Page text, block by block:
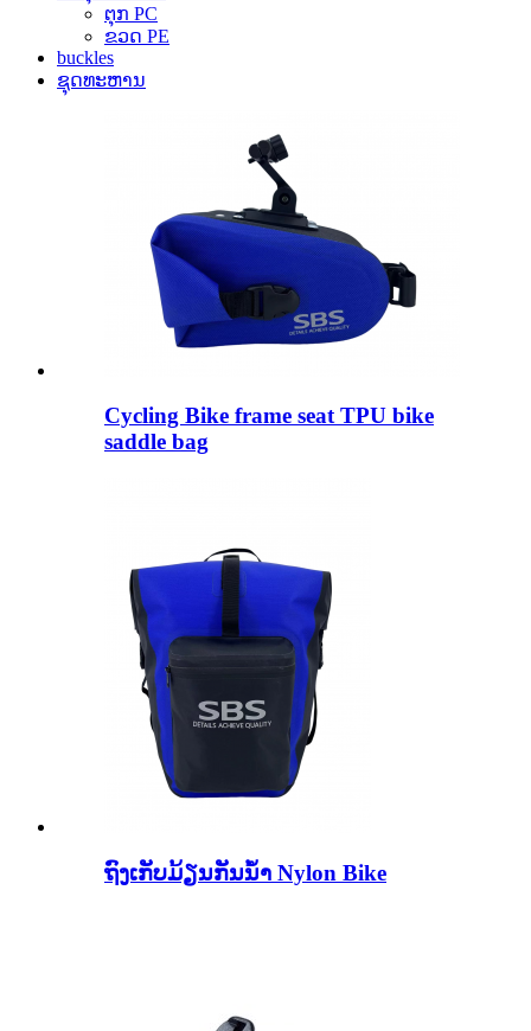
ຕຸກ PC
ຂວດ PE
buckles
ຊຸດທະຫານ
Cycling Bike frame seat TPU bike
saddle bag
ຖົງເກັບມ້ຽນກັນນໍ້າ Nylon Bike